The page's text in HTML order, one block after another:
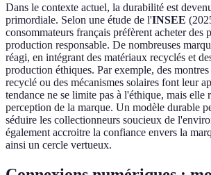
Dans le contexte actuel, la durabilité est
primordiale. Selon une étude de l'INSEE
consommateurs français préfèrent acheter des
production responsable. De nombreuses
réagi, en intégrant des matériaux recyclés et
production éthiques. Par exemple, des
recyclé ou des mécanismes solaires font leur
tendance ne se limite pas à l'éthique, mais elle
perception de la marque. Un modèle durable
séduire les collectionneurs soucieux de
également accroitre la confiance envers la
ainsi un cercle vertueux.